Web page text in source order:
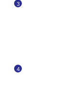
3
4